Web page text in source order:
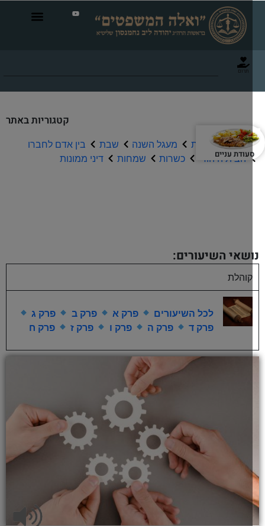
קטגוריות באתר
תפילה וברכות מעגל השנה שבת
בין אדם לחברו
הבית היהודי
כשרות שמחות דיני ממונות
השיעורים:
קוהלת
לכל השיעורים פרק א פרק ב
פרק ג
פרק ד
פרק ה פרק ו פרק ז פרק ח
עניים